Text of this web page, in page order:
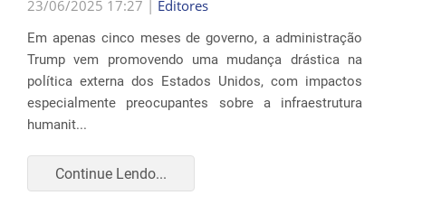
Trump vem promovendo uma mudança drástica na
política externa dos Estados Unidos, com impactos
especialmente preocupantes sobre a infraestrutura
humanit...
Continue Lendo...